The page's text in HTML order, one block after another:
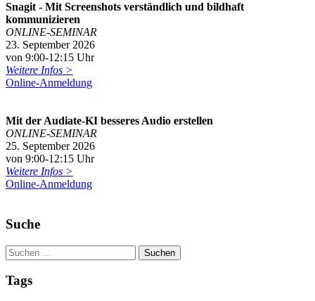
Snagit - Mit Screenshots verständlich und bildhaft
kommunizieren
ONLINE-SEMINAR
23. September 2026
von 9:00-12:15 Uhr
Weitere Infos >
Online-Anmeldung
Mit der Audiate-KI besseres Audio erstellen
ONLINE-SEMINAR
25. September 2026
von 9:00-12:15 Uhr
Weitere Infos >
Online-Anmeldung
Suche
Tags